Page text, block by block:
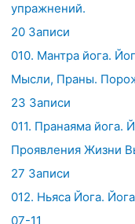
упражнений.
20 Записи
010. Мантра йога.
Мысли, Праны.
23 Записи
011. Пранаяма йога.
Проявления Жизни
27 Записи
012. Ньяса Йога.
07-11